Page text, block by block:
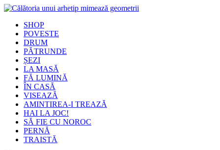
SHOP
POVESTE
DRUM
PĂTRUNDE
ȘEZI
LA MASĂ
FĂ LUMINĂ
ÎN CASĂ
VISEAZĂ
AMINTIREA-I TREAZĂ
HAI LA JOC!
SĂ FIE CU NOROC
PERNĂ
TRAISTĂ